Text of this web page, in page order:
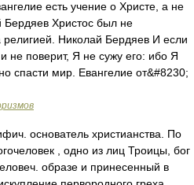
есть учение о Христе, а не
Бердяев Христос был не
религией. Николай Бердяев И если
не поверит, Я не сужу его: ибо Я
спасти мир. Евангелие от&#8230;
основатель христианства. По
, одно из лиц Троицы, бог
образе и принесенный в